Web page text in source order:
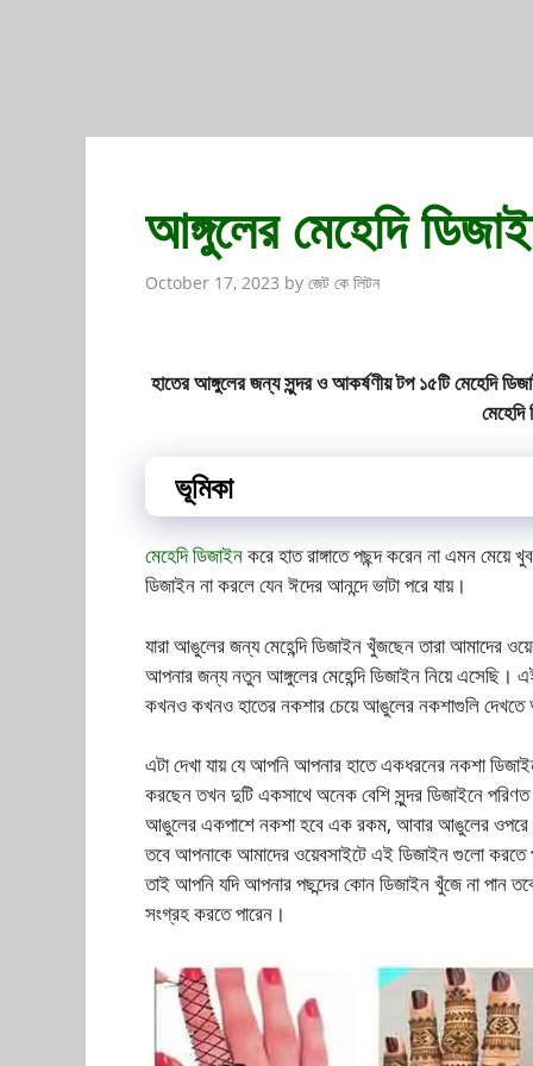
আঙ্গুলের মেহেদি
October 17, 2023 by জেট কে লিটন
হাতের আঙ্গুলের জন্য সুন্দর ও আকর্ষণীয় টপ ১৫টি মেহেদি
ভূমিকা
মেহেদি ডিজাইনকরে হাত রাঙ্গাতে পছন্দ করেন না এমন মেয়ে
ডিজাইন না করলে যেন ঈদের আনন্দে ভাটা পরে যায়।
যারা আঙুলের জন্য মেহেন্দি ডিজাইন খুঁজছেন তারা আমাদের
আপনার জন্য নতুন আঙ্গুলের মেহেন্দি ডিজাইন নিয়ে এসেছি।
কখনও কখনও হাতের নকশার চেয়ে আঙুলের নকশাগুলি
এটা দেখা যায় যে আপনি আপনার হাতে একধরনের নকশা
করছেন তখন দুটি একসাথে অনেক বেশি সুন্দর ডিজাইনে
আঙুলের একপাশে নকশা হবে এক রকম, আবার আঙুলের ওপরে
তবে আপনাকে আমাদের ওয়েবসাইটে এই ডিজাইন গুলো
তাই আপনি যদি আপনার পছন্দের কোন ডিজাইন খুঁজে না পান
সংগ্রহ করতে পারেন।